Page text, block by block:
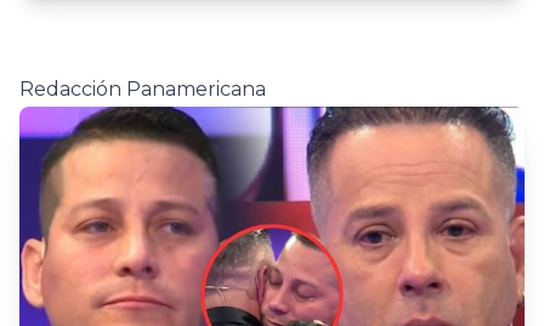
Redacción Panamericana